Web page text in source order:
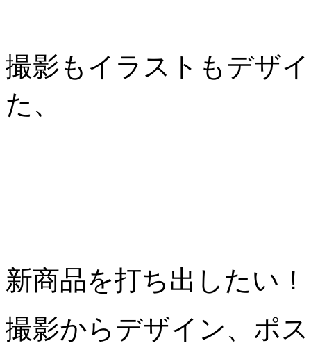
撮影もイラストもデザ
た、
新商品を打ち出したい
撮影からデザイン、ポ